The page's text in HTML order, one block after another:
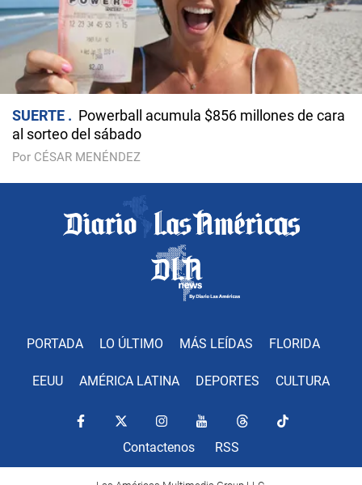
SUERTE
Powerball acumula $856 millones de cara
al sorteo del sábado
Por CÉSAR MENÉNDEZ
PORTADA LO ÚLTIMO MÁS LEÍDAS FLORIDA
EEUU AMÉRICA LATINA DEPORTES CULTURA
Contactenos RSS